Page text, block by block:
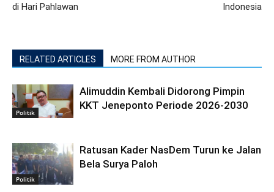
di Hari Pahlawan
Indonesia
RELATED ARTICLES MORE FROM AUTHOR
Politik
Alimuddin Kembali Didorong Pimpin
KKT Jeneponto Periode 2026-2030
Politik
Ratusan Kader NasDem Turun ke Jalan
Bela Surya Paloh